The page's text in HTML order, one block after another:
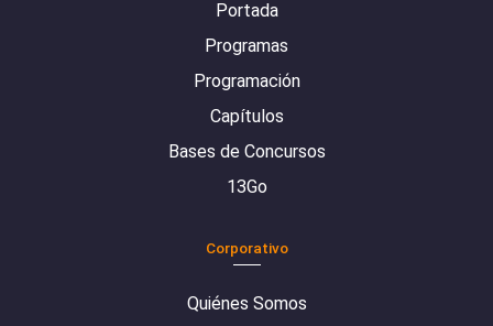
Portada
Programas
Programación
Capítulos
Bases de Concursos
13Go
Corporativo
Quiénes Somos